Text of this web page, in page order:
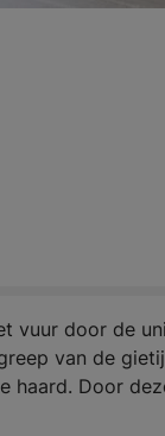
vuur door de
van de
haard. Door